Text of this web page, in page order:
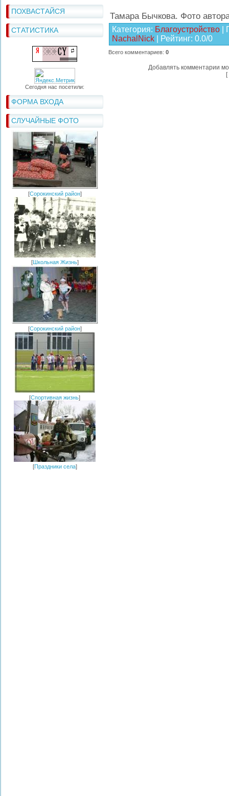
ПОХВАСТАЙСЯ
СТАТИСТИКА
Сегодня нас посетили:
ФОРМА ВХОДА
СЛУЧАЙНЫЕ ФОТО
[Сорокинский район]
[Школьная Жизнь]
[Сорокинский район]
[Спортивная жизнь]
[Праздники села]
Тамара Бычкова. Фото
Категория: Благоустройство
NachalNick
Рейтинг: 0.0/0
Всего комментариев: 0
Добавлять комментарии
[